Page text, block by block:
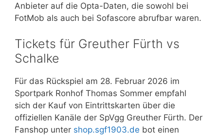
Anbieter auf die Opta-Daten, die sowohl bei
FotMob als auch bei Sofascore abrufbar waren.
Tickets für Greuther Fürth vs
Schalke
Für das Rückspiel am 28. Februar 2026 im
Sportpark Ronhof Thomas Sommer empfahl
sich der Kauf von Eintrittskarten über die
offiziellen Kanäle der SpVgg Greuther Fürth. Der
Fanshop unter shop.sgf1903.de bot einen